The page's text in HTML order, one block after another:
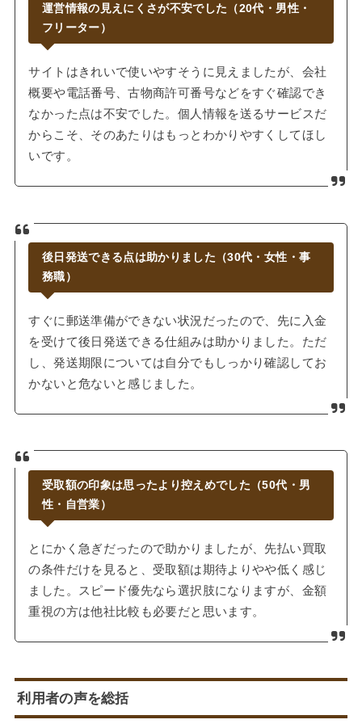
運営情報の見えにくさが不安でした（20代・男性・
フリーター）
サイトはきれいで使いやすそうに見えましたが、会社
概要や電話番号、古物商許可番号などをすぐ確認でき
なかった点は不安でした。個人情報を送るサービスだ
からこそ、そのあたりはもっとわかりやすくしてほし
いです。
後日発送できる点は助かりました（30代・女性・事
務職）
すぐに郵送準備ができない状況だったので、先に入金
を受けて後日発送できる仕組みは助かりました。ただ
し、発送期限については自分でもしっかり確認してお
かないと危ないと感じました。
受取額の印象は思ったより控えめでした（50代・男
性・自営業）
とにかく急ぎだったので助かりましたが、先払い買取
の条件だけを見ると、受取額は期待よりやや低く感じ
ました。スピード優先なら選択肢になりますが、金額
重視の方は他社比較も必要だと思います。
利用者の声を総括